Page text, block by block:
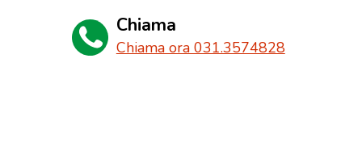
Chiama
Chiama ora 031.3574828